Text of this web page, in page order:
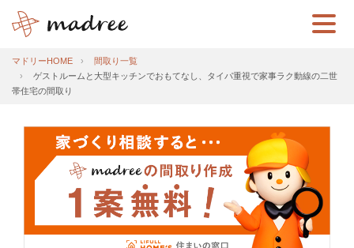
マドリーHOME
間取り一覧
ゲストルームと大型キッチンでおもてなし、タイパ重視で家事ラク動線の二世
帯住宅の間取り